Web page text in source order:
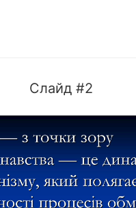
Слайд #2